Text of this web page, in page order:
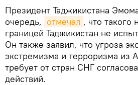
Президент Таджикистана
очередь, отмечал , что такого
границей Таджикистан не
Он также заявил, что угроза
экстремизма и терроризма из
требует от стран СНГ
действий.